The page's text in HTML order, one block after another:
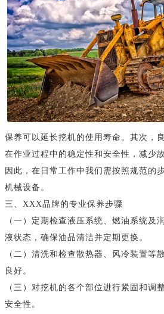
保养可以延长挖机的使用寿命。其次，
在作业过程中的稳定性和安全性，减少
因此，在日常工作中我们需按照规范的
机械设备。
三、XXX品牌的专业保养步骤
（一）定期检查液压系统、燃油系统及
液状态，确保油品清洁并定期更换。
（二）清洗和检查散热器、风冷装置等
良好。
（三）对挖机的各个部位进行紧固和调
安全性。